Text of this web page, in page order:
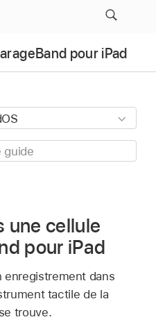
pour iPad
une cellule
pour iPad
dans
tactile de la
trouve.